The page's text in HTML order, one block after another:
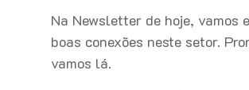
Na Newsletter de hoje,
boas conexões neste setor.
vamos lá.